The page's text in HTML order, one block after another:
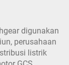
digunakan
perusahaan
listrik